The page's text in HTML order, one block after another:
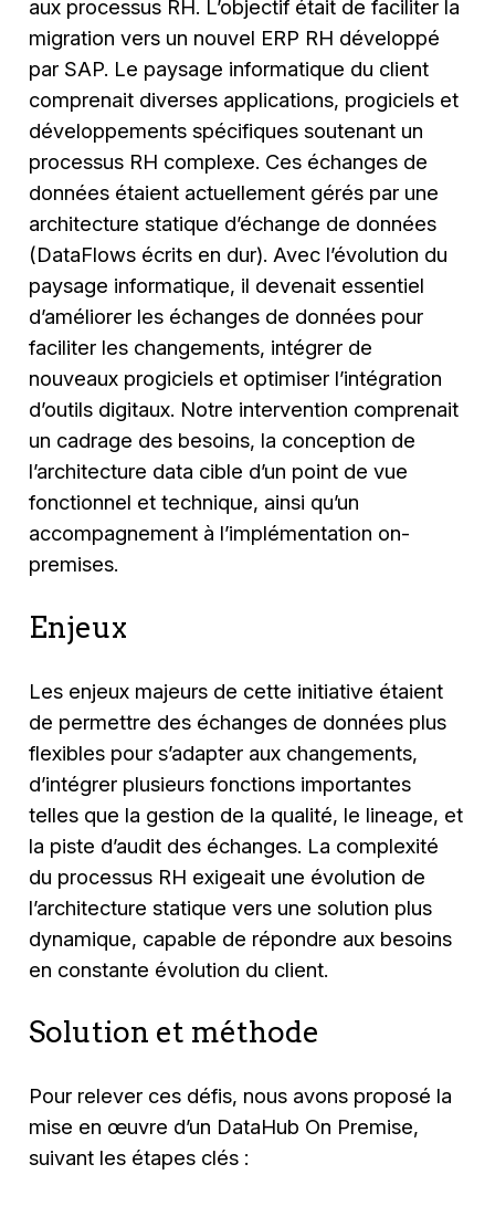
aux processus RH. L’objectif était de faciliter la
migration vers un nouvel ERP RH développé
par SAP. Le paysage informatique du client
comprenait diverses applications, progiciels et
développements spécifiques soutenant un
processus RH complexe. Ces échanges de
données étaient actuellement gérés par une
architecture statique d’échange de données
(DataFlows écrits en dur). Avec l’évolution du
paysage informatique, il devenait essentiel
d’améliorer les échanges de données pour
faciliter les changements, intégrer de
nouveaux progiciels et optimiser l’intégration
d’outils digitaux. Notre intervention comprenait
un cadrage des besoins, la conception de
l’architecture data cible d’un point de vue
fonctionnel et technique, ainsi qu’un
accompagnement à l’implémentation on-
premises.
Enjeux
Les enjeux majeurs de cette initiative étaient
de permettre des échanges de données plus
flexibles pour s’adapter aux changements,
d’intégrer plusieurs fonctions importantes
telles que la gestion de la qualité, le lineage, et
la piste d’audit des échanges. La complexité
du processus RH exigeait une évolution de
l’architecture statique vers une solution plus
dynamique, capable de répondre aux besoins
en constante évolution du client.
Solution et méthode
Pour relever ces défis, nous avons proposé la
mise en œuvre d’un DataHub On Premise,
suivant les étapes clés :